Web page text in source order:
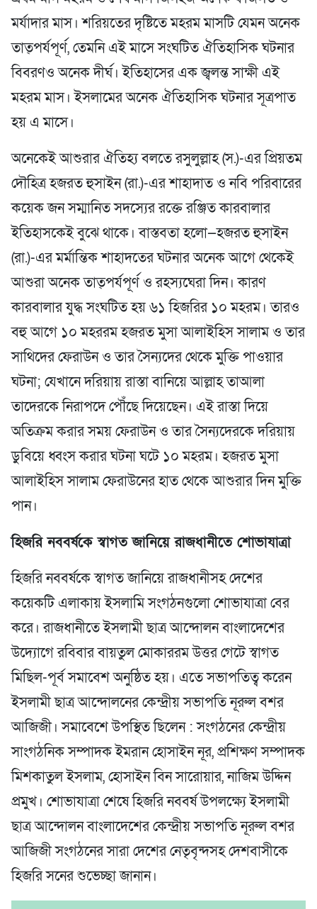
মর্যাদার মাস। শরিয়তের দৃষ্টিতে মহরম মাসটি যেমন অনেক
তাত্পর্যপূর্ণ, তেমনি এই মাসে সংঘটিত ঐতিহাসিক ঘটনার
বিবরণও অনেক দীর্ঘ। ইতিহাসের এক জ্বলন্ত সাক্ষী এই
মহরম মাস। ইসলামের অনেক ঐতিহাসিক ঘটনার সূত্রপাত
হয় এ মাসে।
অনেকেই আশুরার ঐতিহ্য বলতে রসুলুল্লাহ (স.)-এর প্রিয়তম
দৌহিত্র হজরত হুসাইন (রা.)-এর শাহাদাত ও নবি পরিবারের
কয়েক জন সম্মানিত সদস্যের রক্তে রঞ্জিত কারবালার
ইতিহাসকেই বুঝে থাকে। বাস্তবতা হলো—হজরত হুসাইন
(রা.)-এর মর্মান্তিক শাহাদতের ঘটনার অনেক আগে থেকেই
আশুরা অনেক তাত্পর্যপূর্ণ ও রহস্যঘেরা দিন। কারণ
কারবালার যুদ্ধ সংঘটিত হয় ৬১ হিজরির ১০ মহরম। তারও
বহু আগে ১০ মহররম হজরত মুসা আলাইহিস সালাম ও তার
সাথিদের ফেরাউন ও তার সৈন্যদের থেকে মুক্তি পাওয়ার
ঘটনা; যেখানে দরিয়ায় রাস্তা বানিয়ে আল্লাহ তাআলা
তাদেরকে নিরাপদে পৌঁছে দিয়েছেন। এই রাস্তা দিয়ে
অতিক্রম করার সময় ফেরাউন ও তার সৈন্যদেরকে দরিয়ায়
ডুবিয়ে ধ্বংস করার ঘটনা ঘটে ১০ মহরম। হজরত মুসা
আলাইহিস সালাম ফেরাউনের হাত থেকে আশুরার দিন মুক্তি
পান।
হিজরি নববর্ষকে স্বাগত জানিয়ে রাজধানীতে শোভাযাত্রা
হিজরি নববর্ষকে স্বাগত জানিয়ে রাজধানীসহ দেশের
কয়েকটি এলাকায় ইসলামি সংগঠনগুলো শোভাযাত্রা বের
করে। রাজধানীতে ইসলামী ছাত্র আন্দোলন বাংলাদেশের
উদ্যোগে রবিবার বায়তুল মোকাররম উত্তর গেটে স্বাগত
মিছিল-পূর্ব সমাবেশ অনুষ্ঠিত হয়। এতে সভাপতিত্ব করেন
ইসলামী ছাত্র আন্দোলনের কেন্দ্রীয় সভাপতি নূরুল বশর
আজিজী। সমাবেশে উপস্থিত ছিলেন : সংগঠনের কেন্দ্রীয়
সাংগঠনিক সম্পাদক ইমরান হোসাইন নূর, প্রশিক্ষণ সম্পাদক
মিশকাতুল ইসলাম, হোসাইন বিন সারোয়ার, নাজিম উদ্দিন
প্রমুখ। শোভাযাত্রা শেষে হিজরি নববর্ষ উপলক্ষ্যে ইসলামী
ছাত্র আন্দোলন বাংলাদেশের কেন্দ্রীয় সভাপতি নূরুল বশর
আজিজী সংগঠনের সারা দেশের নেতৃবৃন্দসহ দেশবাসীকে
হিজরি সনের শুভেচ্ছা জানান।